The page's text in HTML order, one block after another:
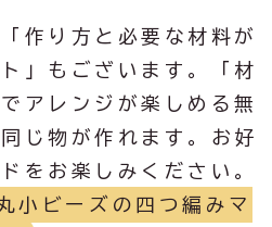
作り方と必要な材料が
」もございます。「材
アレンジが楽しめる無
じ物が作れます。お好
をお楽しみください。
小ビーズの四つ編みマ